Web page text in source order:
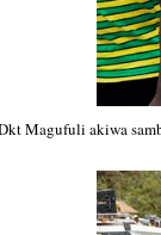
Magufuli akiwa